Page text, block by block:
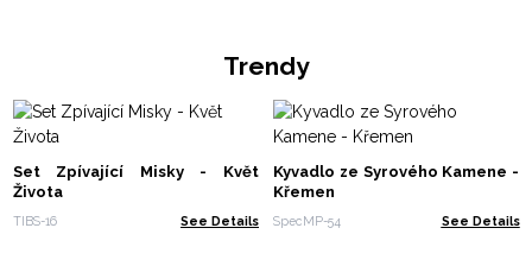
Trendy
Set Zpívající Misky - Květ
Života
TIBS-16 See Details
Kyvadlo ze Syrového Kamene -
Křemen
SpecMP-54 See Details